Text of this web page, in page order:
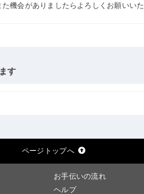
機会がありましたらよろしくお願いい
す
ページトップへ
お手伝いの流れ
ヘルプ